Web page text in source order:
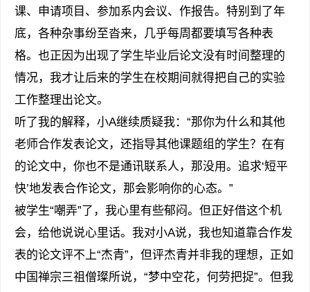
课、申请项目、参加系内会议、作报告。特别到了年
底，各种杂事纷至沓来，几乎每周都要填写各种表
格。也正因为出现了学生毕业后论文没有时间整理的
情况，我才让后来的学生在校期间就得把自己的实验
工作整理出论文。
听了我的解释，小A继续质疑我：“那你为什么和其他
老师合作发表论文，还指导其他课题组的学生？在有
的论文中，你也不是通讯联系人，那没用。追求‘短平
快’地发表合作论文，那会影响你的心态。”
被学生“嘲弄”了，我心里有些郁闷。但正好借这个机
会，给他说说心里话。我对小A说，我也知道靠合作发
表的论文评不上“杰青”，但评杰青并非我的理想，正如
中国禅宗三祖僧璨所说，“梦中空花，何劳把捉”。但我